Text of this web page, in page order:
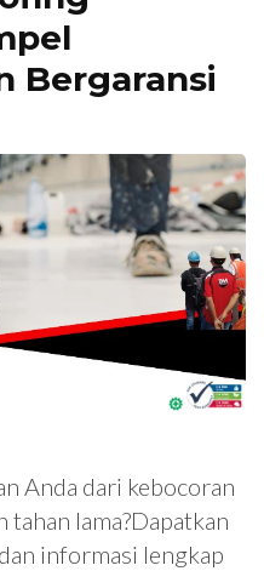
Bergaransi
Anda dari kebocoran
lama?Dapatkan
informasi lengkap